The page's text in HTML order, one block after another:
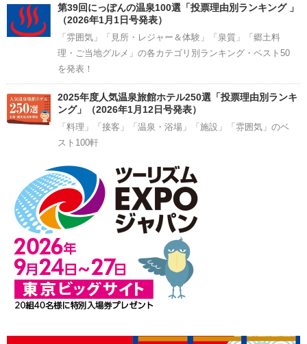
第39回にっぽんの温泉100選「投票理由別ランキング 」
（2026年1月1日号発表）
「雰囲気」「見所・レジャー＆体験」「泉質」「郷土料
理・ご当地グルメ」の各カテゴリ別ランキング・ベスト50
を発表！
2025年度人気温泉旅館ホテル250選「投票理由別ランキ
ング」（2026年1月12日号発表）
「料理」「接客」「温泉・浴場」「施設」「雰囲気」のベ
スト100軒